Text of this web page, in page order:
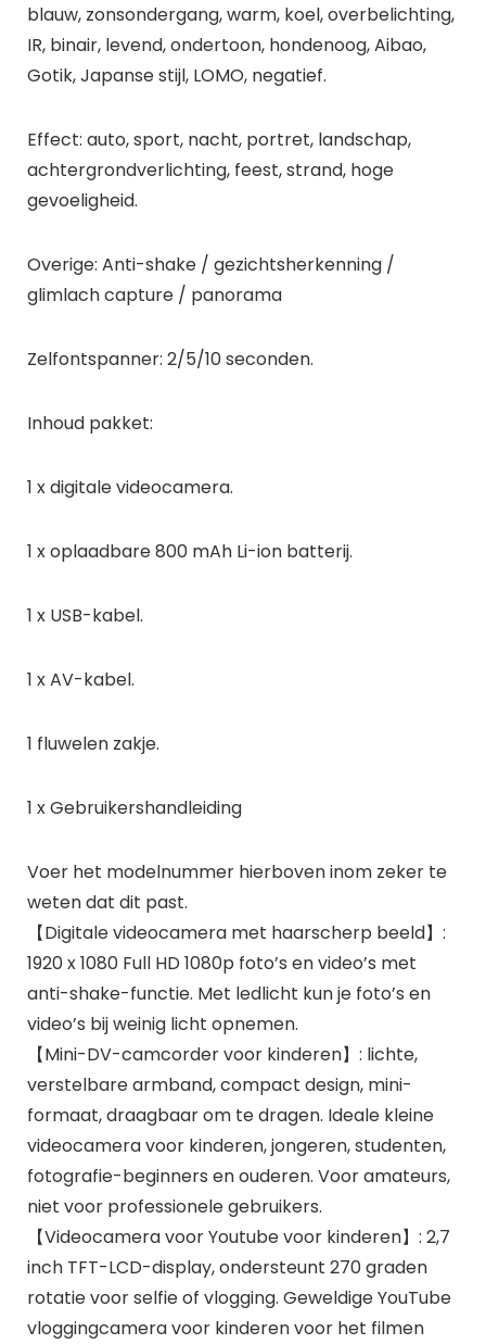
blauw, zonsondergang, warm, koel, overbelichting,
IR, binair, levend, ondertoon, hondenoog, Aibao,
Gotik, Japanse stijl, LOMO, negatief.
Effect: auto, sport, nacht, portret, landschap,
achtergrondverlichting, feest, strand, hoge
gevoeligheid.
Overige: Anti-shake / gezichtsherkenning /
glimlach capture / panorama
Zelfontspanner: 2/5/10 seconden.
Inhoud pakket:
1 x digitale videocamera.
1 x oplaadbare 800 mAh Li-ion batterij.
1 x USB-kabel.
1 x AV-kabel.
1 fluwelen zakje.
1 x Gebruikershandleiding
Voer het modelnummer hierboven inom zeker te
weten dat dit past.
【Digitale videocamera met haarscherp beeld】:
1920 x 1080 Full HD 1080p foto’s en video’s met
anti-shake-functie. Met ledlicht kun je foto’s en
video’s bij weinig licht opnemen.
【Mini-DV-camcorder voor kinderen】: lichte,
verstelbare armband, compact design, mini-
formaat, draagbaar om te dragen. Ideale kleine
videocamera voor kinderen, jongeren, studenten,
fotografie-beginners en ouderen. Voor amateurs,
niet voor professionele gebruikers.
【Videocamera voor Youtube voor kinderen】: 2,7
inch TFT-LCD-display, ondersteunt 270 graden
rotatie voor selfie of vlogging. Geweldige YouTube
vloggingcamera voor kinderen voor het filmen